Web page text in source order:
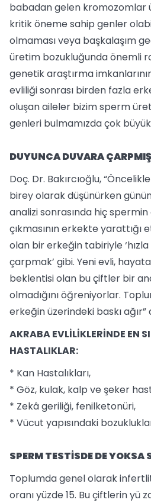
babadan gelen kromozomlar
kritik öneme sahip genler
olmaması veya başkalaşım
üretim bozukluğunda önemli
genetik araştırma
evliliği sonrası birden fazla
oluşan aileler bizim sperm
genleri bulmamızda çok
DUYUNCA DUVARA
Doç. Dr. Bakırcıoğlu,
birey olarak düşünürken
analizi sonrasında hiç spermin
çıkmasının erkekte yarattığı
olan bir erkeğin tabiriyle
çarpmak’ gibi. Yeni evli,
beklentisi olan bu çiftler bir
olmadığını öğreniyorlar.
erkeğin üzerindeki baskı ağır”
AKRABA EVLİLİKLERİNDE EN
HASTALIKLAR:
* Kan Hastalıkları,
* Göz, kulak, kalp ve şeker
* Zekâ geriliği, fenilketonüri,
* Vücut yapısındaki
SPERM TESTİSDE DE YOKSA
Toplumda genel olarak
oranı yüzde 15. Bu çiftlerin yü